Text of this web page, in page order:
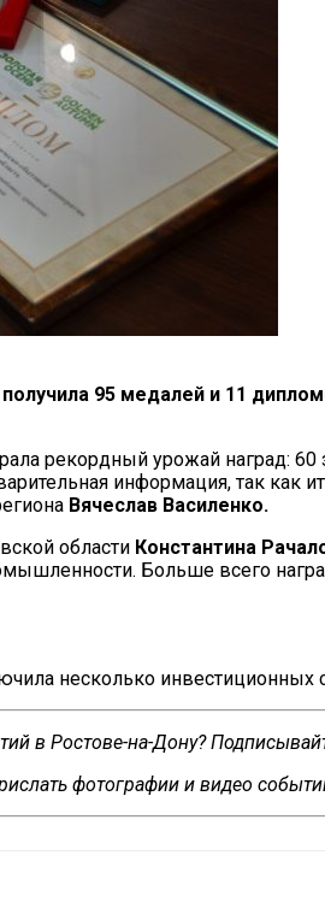
получила 95 медалей и 11
рекордный урожай наград:
информация, так как
Вячеслав Василенко.
области Константина
Больше всего
несколько инвестиционных
в Ростове-на-Дону?
фотографии и видео